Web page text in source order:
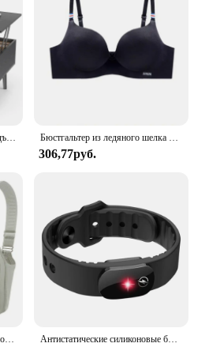
Журнальные столики JHK с подъемным верхом для гостиной, 39,37 x 19,7 дюйма, письменный стол, обеденные столы из чайного дерева, регулируемая полка для хранения, легко поднимается или нижний Бюстгальтер из ледяного шелка для женщин, сексуальный бесшовный бюстгальтер без косточек, нижнее белье пуш-ап, беспроводной цельный бюстгальтер AB с чашкой, регулируемые бретели ярких цветов
306,77руб.
Новый высококачественный U-образный бюстгальтер без стального кольца с присборенными и регулируемыми бретелями тонкая чашка дышащий Женский бюстгальтер Антистатические силиконовые браслеты зимние универсальные регулируемые статические избавляющие тело от статического электричества подарки